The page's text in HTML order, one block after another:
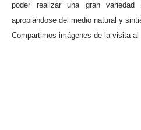
poder realizar una gran
apropiándose del medio natural y
Compartimos imágenes de la visita